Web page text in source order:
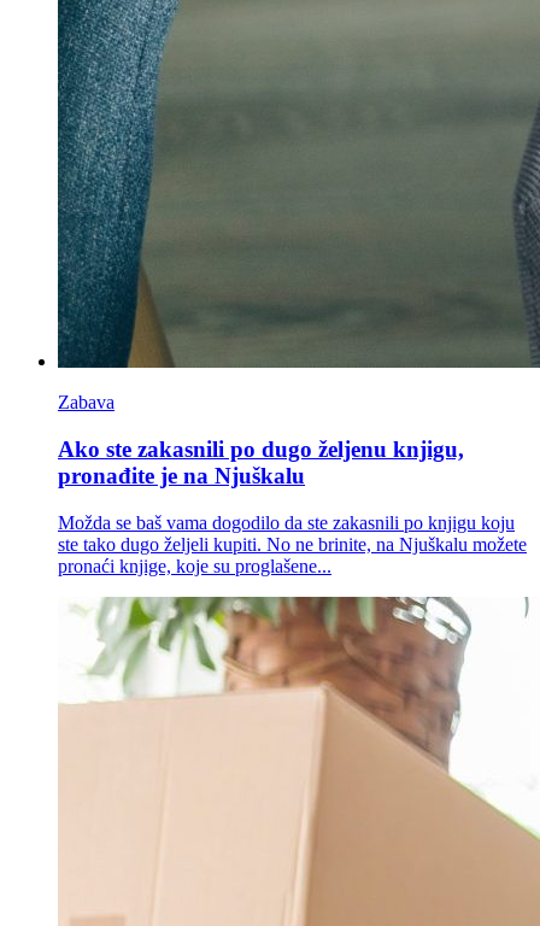
Zabava
Ako ste zakasnili po dugo željenu knjigu,
pronađite je na Njuškalu
Možda se baš vama dogodilo da ste zakasnili po knjigu koju
ste tako dugo željeli kupiti. No ne brinite, na Njuškalu možete
pronaći knjige, koje su proglašene...